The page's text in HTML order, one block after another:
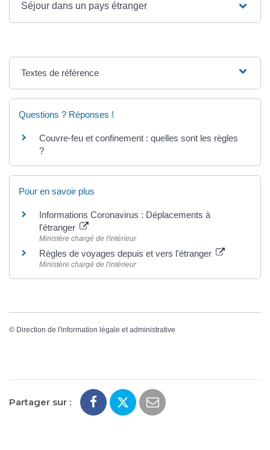
Séjour dans un pays étranger
Textes de référence
Questions ? Réponses !
Couvre-feu et confinement : quelles sont les règles
?
Pour en savoir plus
Informations Coronavirus : Déplacements à
l'étranger
Ministère chargé de l'intérieur
Règles de voyages depuis et vers l'étranger
Ministère chargé de l'intérieur
© Direction de l'information légale et administrative
Partager sur :